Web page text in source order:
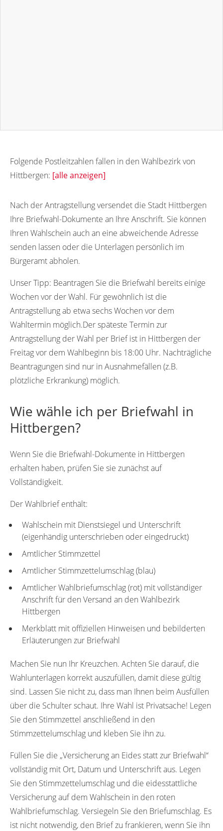
Folgende Postleitzahlen fallen in den Wahlbezirk von
Hittbergen: [alle anzeigen]
Nach der Antragstellung versendet die Stadt Hittbergen
Ihre Briefwahl-Dokumente an Ihre Anschrift. Sie können
Ihren Wahlschein auch an eine abweichende Adresse
senden lassen oder die Unterlagen persönlich im
Bürgeramt abholen.
Unser Tipp: Beantragen Sie die Briefwahl bereits einige
Wochen vor der Wahl. Für gewöhnlich ist die
Antragstellung ab etwa sechs Wochen vor dem
Wahltermin möglich.Der späteste Termin zur
Antragstellung der Wahl per Brief ist in Hittbergen der
Freitag vor dem Wahlbeginn bis 18:00 Uhr. Nachträgliche
Beantragungen sind nur in Ausnahmefällen (z.B.
plötzliche Erkrankung) möglich.
Wie wähle ich per Briefwahl in
Hittbergen?
Wenn Sie die Briefwahl-Dokumente in Hittbergen
erhalten haben, prüfen Sie sie zunächst auf
Vollständigkeit.
Der Wahlbrief enthält:
Wahlschein mit Dienstsiegel und Unterschrift
(eigenhändig unterschrieben oder eingedruckt)
Amtlicher Stimmzettel
Amtlicher Stimmzettelumschlag (blau)
Amtlicher Wahlbriefumschlag (rot) mit vollständiger
Anschrift für den Versand an den Wahlbezirk
Hittbergen
Merkblatt mit offiziellen Hinweisen und bebilderten
Erläuterungen zur Briefwahl
Machen Sie nun Ihr Kreuzchen. Achten Sie darauf, die
Wahlunterlagen korrekt auszufüllen, damit diese gültig
sind. Lassen Sie nicht zu, dass man Ihnen beim Ausfüllen
über die Schulter schaut. Ihre Wahl ist Privatsache! Legen
Sie den Stimmzettel anschließend in den
Stimmzettelumschlag und kleben Sie ihn zu.
Füllen Sie die „Versicherung an Eides statt zur Briefwahl“
vollständig mit Ort, Datum und Unterschrift aus. Legen
Sie den Stimmzettelumschlag und die eidesstattliche
Versicherung auf dem Wahlschein in den roten
Wahlbriefumschlag. Versiegeln Sie den Briefumschlag. Es
ist nicht notwendig, den Brief zu frankieren, wenn Sie ihn